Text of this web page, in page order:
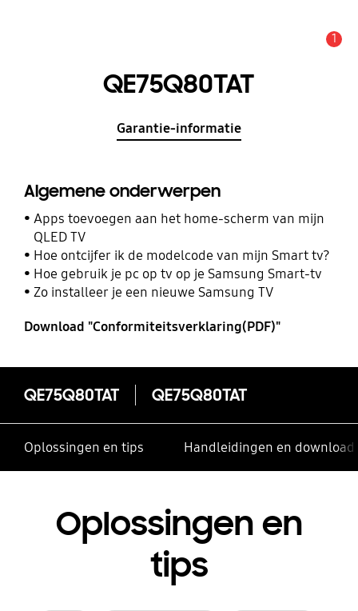
1
QE75Q80TAT
Garantie-informatie
Algemene onderwerpen
Apps toevoegen aan het home-scherm van mijn
QLED TV
Hoe ontcijfer ik de modelcode van mijn Smart tv?
Hoe gebruik je pc op tv op je Samsung Smart-tv
Zo installeer je een nieuwe Samsung TV
Download "Conformiteitsverklaring(PDF)"
QE75Q80TAT QE75Q80TAT
Oplossingen en tips Handleidingen en
Oplossingen en
tips